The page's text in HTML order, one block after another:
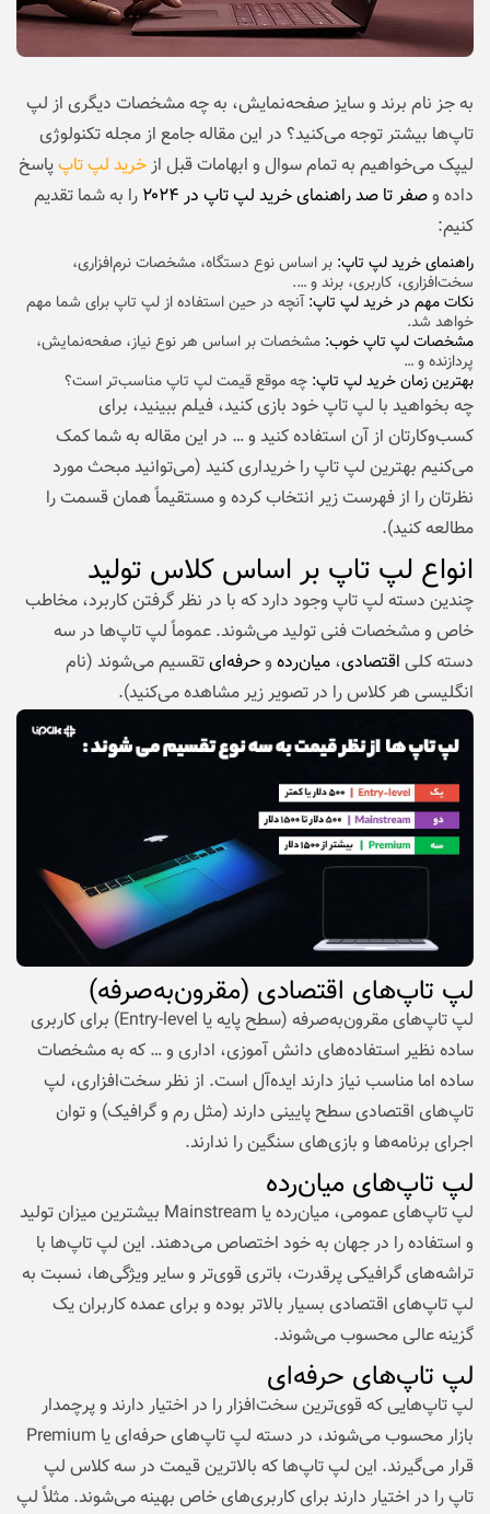
به جز نام برند و سایز صفحه‌نمایش، به چه مشخصات دیگری از لپ
تاپ‌ها بیشتر توجه می‌کنید؟ در این مقاله جامع از مجله تکنولوژی
لیپک می‌خواهیم به تمام سوال و ابهامات قبل ازخرید لپ تاپپاسخ
داده وصفر تا صد راهنمای خرید لپ تاپ در ۲۰۲۴
را به شما تقدیم
کنیم:
راهنمای خرید لپ تاپ: بر اساس نوع دستگاه، مشخصات نرم‌افزاری،
سخت‌افزاری، کاربری، برند و ….
نکات مهم در خرید لپ تاپ:آنچه در حین استفاده از لپ تاپ برای شما مهم
خواهد شد.
مشخصات لپ تاپ خوب:
مشخصات بر اساس هر نوع نیاز، صفحه‎‌نمایش،
پردازنده و …
بهترین زمان خرید لپ تاپ: چه موقع قیمت لپ تاپ مناسب‌تر است؟
چه بخواهید با لپ تاپ خود بازی کنید، فیلم ببینید، برای
کسب‌وکارتان از آن استفاده کنید و … در این مقاله به شما کمک
می‌کنیم بهترین لپ تاپ را خریداری کنید (می‌توانید مبحث مورد
نظرتان را از فهرست زیر انتخاب کرده و مستقیماً همان قسمت را
مطالعه کنید).
انواع لپ تاپ بر اساس کلاس تولید
چندین دسته لپ تاپ وجود دارد که با در نظر گرفتن کاربرد، مخاطب
خاص و مشخصات فنی تولید می‌شوند. عموماً لپ تاپ‌ها در سه
دسته کلی اقتصادی، میان‌رده وحرفه‌ایتقسیم می‌شوند (نام
انگلیسی هر کلاس را در تصویر زیر مشاهده می‌کنید).
لپ تاپ‌های اقتصادی (مقرون‌به‌صرفه)
لپ تاپ‌های مقرون‌به‌صرفه (سطح پایه یا Entry-level) برای کاربری
ساده نظیر استفاده‌های دانش آموزی، اداری و … که به مشخصات
ساده اما مناسب نیاز دارند ایده‌آل است. از نظر سخت‌افزاری، لپ
تاپ‌های اقتصادی سطح پایینی دارند (مثل رم و گرافیک) و توان
اجرای برنامه‌ها و بازی‌های سنگین را ندارند.
لپ تاپ‌های میان‌رده
لپ تاپ‌های عمومی، میان‌رده یا Mainstream بیشترین میزان تولید
و استفاده را در جهان به خود اختصاص می‌دهند. این لپ تاپ‌ها با
تراشه‌های گرافیکی پرقدرت، باتری قوی‌تر و سایر ویژگی‌ها، نسبت به
لپ تاپ‌های اقتصادی بسیار بالاتر بوده و برای عمده کاربران یک
گزینه عالی محسوب می‌شوند.
لپ تاپ‌های حرفه‌ای
لپ تاپ‌هایی که قوی‌ترین سخت‌افزار را در اختیار دارند و پرچمدار
بازار محسوب می‌شوند، در دسته لپ تاپ‌های حرفه‌ای یا Premium
قرار می‌گیرند. این لپ تاپ‌ها که بالاترین قیمت در سه کلاس لپ
تاپ را در اختیار دارند برای کاربری‌های خاص بهینه می‌شوند. مثلاً لپ